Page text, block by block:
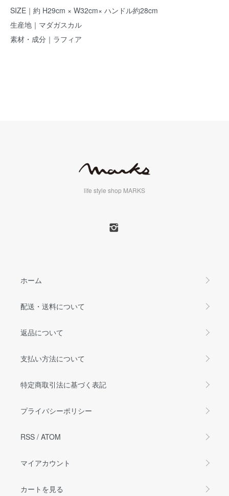
SIZE｜約 H29cm × W32cm× ハンドル約28cm
生産地｜マダガスカル
素材・成分｜ラフィア
life style shop MARKS
ホーム
配送・送料について
返品について
支払い方法について
特定商取引法に基づく表記
プライバシーポリシー
RSS / ATOM
マイアカウント
カートを見る